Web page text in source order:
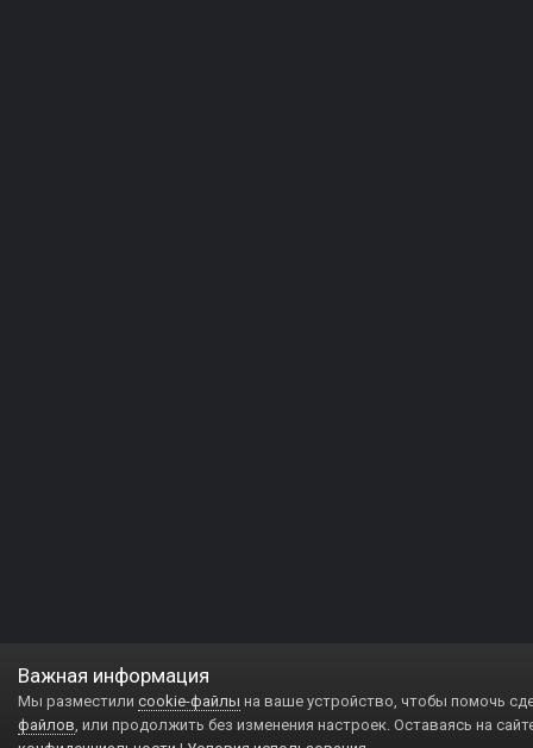
Важная информация
Мы разместили cookie-файлы на ваше устройство, чтобы помочь
файлов, или продолжить без изменения настроек. Оставаясь на